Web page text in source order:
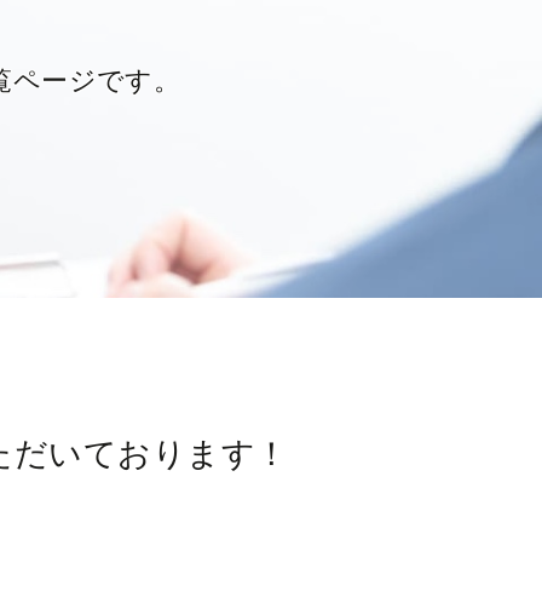
ージです。
いております！